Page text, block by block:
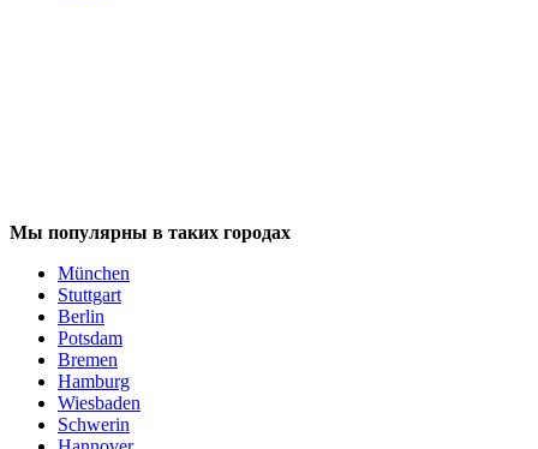
Мы популярны в таких городах
München
Stuttgart
Berlin
Potsdam
Bremen
Hamburg
Wiesbaden
Schwerin